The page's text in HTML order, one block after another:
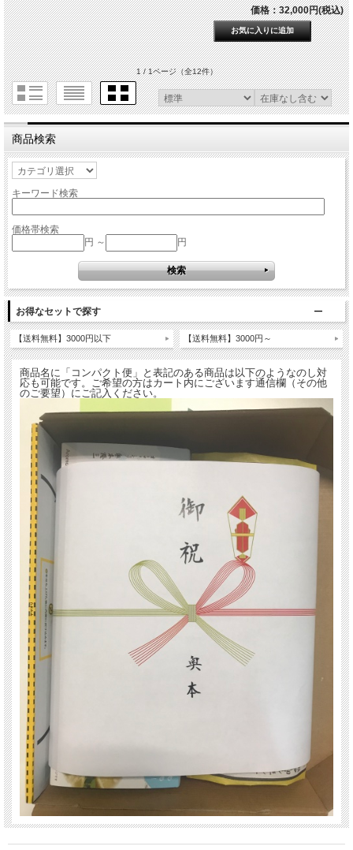
価格：32,000円(税込)
1 / 1ページ（全12件）
商品検索
キーワード検索
価格帯検索
円 ～
円
お得なセットで探す
【送料無料】3000円以下 【送料無料】3000円～
商品名に「コンパクト便」と表記のある商品は以下のようなのし対
応も可能です。ご希望の方はカート内にございます通信欄（その他
のご要望）にご記入ください。